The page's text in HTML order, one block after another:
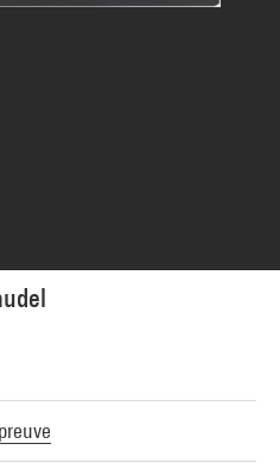
MNAM-CCI/Audrey Laurans/Dist.